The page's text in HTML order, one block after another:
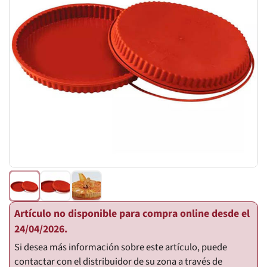
Artículo no disponible para compra online desde el
24/04/2026.
Si desea más información sobre este artículo, puede
contactar con el distribuidor de su zona a través de